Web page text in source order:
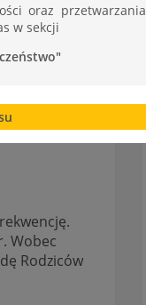
Wobec
Rodziców
oraz przetwarzania
w sekcji